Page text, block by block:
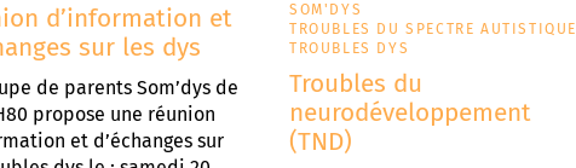
d’information et
sur les dys
de parents Som’dys de
propose une réunion
et d’échanges sur
SOM'DYS
TROUBLES DU SPECTRE AUTISTIQUE
TROUBLES DYS
Troubles du
neurodéveloppement
(TND)